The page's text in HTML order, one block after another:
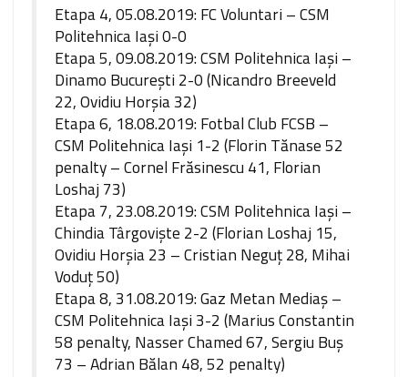
Etapa 4, 05.08.2019: FC Voluntari – CSM
Politehnica Iaşi 0-0
Etapa 5, 09.08.2019: CSM Politehnica Iaşi –
Dinamo București 2-0 (Nicandro Breeveld
22, Ovidiu Horşia 32)
Etapa 6, 18.08.2019: Fotbal Club FCSB –
CSM Politehnica Iași 1-2 (Florin Tănase 52
penalty – Cornel Frăsinescu 41, Florian
Loshaj 73)
Etapa 7, 23.08.2019: CSM Politehnica Iaşi –
Chindia Târgoviște 2-2 (Florian Loshaj 15,
Ovidiu Horşia 23 – Cristian Neguţ 28, Mihai
Voduţ 50)
Etapa 8, 31.08.2019: Gaz Metan Mediaş –
CSM Politehnica Iaşi 3-2 (Marius Constantin
58 penalty, Nasser Chamed 67, Sergiu Buş
73 – Adrian Bălan 48, 52 penalty)